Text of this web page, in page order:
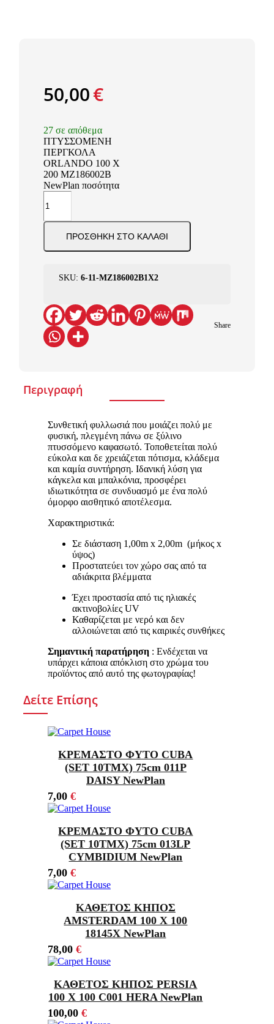
50,00€
27 σε απόθεμα
ΠΤΥΣΣΟΜΕΝΗ
ΠΕΡΓΚΟΛΑ
ORLANDO 100 Χ
200 MZ186002B
NewPlan ποσότητα
ΠΡΟΣΘΉΚΗ ΣΤΟ ΚΑΛΆΘΙ
SKU: 6-11-MZ186002B1X2
Share
Περιγραφή
Συνθετική φυλλωσιά που μοιάζει πολύ με
φυσική, πλεγμένη πάνω σε ξύλινο
πτυσσόμενο καφασωτό. Τοποθετείται πολύ
εύκολα και δε χρειάζεται πότισμα, κλάδεμα
και καμία συντήρηση. Ιδανική λύση για
κάγκελα και μπαλκόνια, προσφέρει
ιδιωτικότητα σε συνδυασμό με ένα πολύ
όμορφο αισθητικό αποτέλεσμα.
Χαρακτηριστικά:
Σε διάσταση 1,00m x 2,00m (μήκος x
ύψος)
Προστατεύει τον χώρο σας από τα
αδιάκριτα βλέμματα
Έχει προστασία από τις ηλιακές
ακτινοβολίες UV
Καθαρίζεται με νερό και δεν
αλλοιώνεται από τις καιρικές συνθήκες
Σημαντική παρατήρηση: Ενδέχεται να
υπάρχει κάποια απόκλιση στο χρώμα του
προϊόντος από αυτό της φωτογραφίας!
Δείτε Επίσης
ΚΡΕΜΑΣΤΟ ΦΥΤΟ CUBA
(SET 10ΤΜΧ) 75cm 011P
DAISY NewPlan
7,00 €
ΚΡΕΜΑΣΤΟ ΦΥΤΟ CUBA
(SET 10ΤΜΧ) 75cm 013LP
CYMBIDIUM NewPlan
7,00 €
ΚΑΘΕΤΟΣ ΚΗΠΟΣ
AMSTERDAM 100 Χ 100
18145X NewPlan
78,00 €
ΚΑΘΕΤΟΣ ΚΗΠΟΣ PERSIA
100 Χ 100 C001 HERA NewPlan
100,00 €